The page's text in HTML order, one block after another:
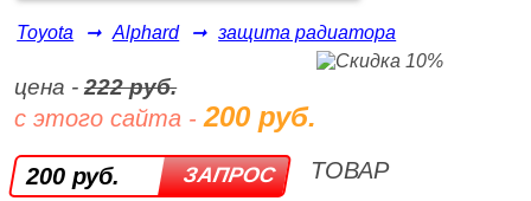
Toyota ➞ Alphard ➞ защита радиатора
цена -222 руб.
с этого сайта -200 руб.
200 руб. ТОВАР